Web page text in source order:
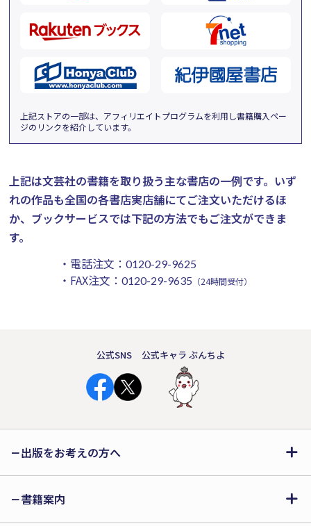
上記ストアの一部は、アフィリエイトプログラムを利用し書籍購入ペー
ジのリンクを紹介しています。
上記は文芸社の書籍を取り扱う主な書店の一例です。 いず
れの作品も全国の各書店実店舗にてご注文いただけるほ
か、ブックサービスでは下記の方法でもご注文ができま
す。
・電話注文： 0120-29-9625
・FAX注文： 0120-29-9635 （24時間受付）
公式SNS 公式キャラ ぶんちよ
出版をお考えの方へ
書籍案内